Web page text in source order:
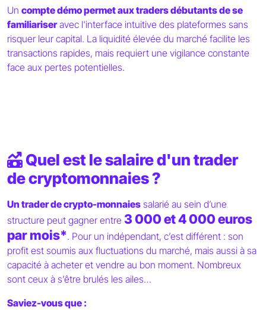
Un compte démo permet aux traders débutants de se
familiariseravec l'interface intuitive des plateformes sans
risquer leur capital. La liquidité élevée du marché facilite les
transactions rapides, mais requiert une vigilance constante
face aux pertes potentielles.
Quel est le salaire d'un trader
de cryptomonnaies ?
Un trader de crypto-monnaies salarié au sein d’une
structure peut gagner entre 3 000 et 4 000 euros
par mois*. Pour un indépendant, c’est différent : son
profit est soumis aux fluctuations du marché, mais aussi à sa
capacité à acheter et vendre au bon moment. Nombreux
sont ceux à s’être brulés les ailes… ⁣
Saviez-vous que :